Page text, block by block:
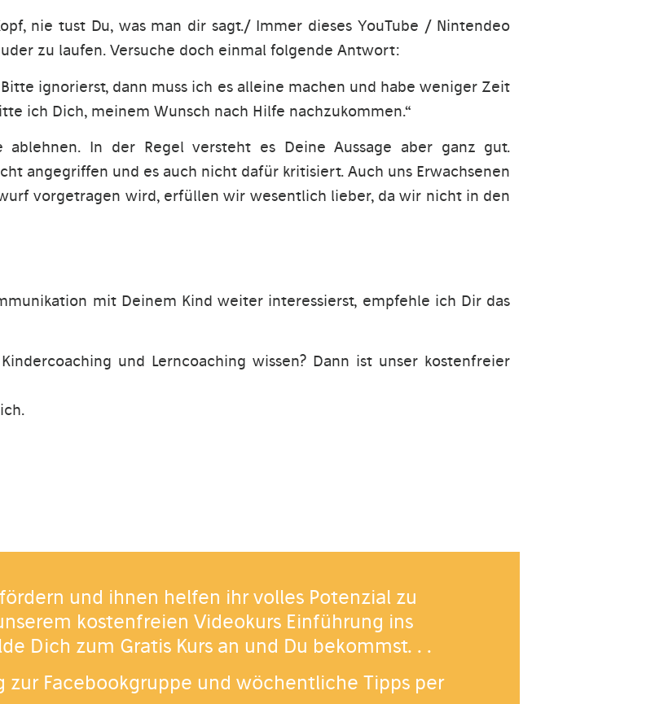
nie tust Du, was man dir sagt./ Immer dieses YouTube / Nintendeo
zu laufen. Versuche doch einmal folgende Antwort:
ignorierst, dann muss ich es alleine machen und habe weniger Zeit
ich Dich, meinem Wunsch nach Hilfe nachzukommen.“
In der Regel versteht es Deine Aussage aber ganz gut.
angegriffen und es auch nicht dafür kritisiert. Auch uns Erwachsenen
vorgetragen wird, erfüllen wir wesentlich lieber, da wir nicht in den
mit Deinem Kind weiter interessierst, empfehle ich Dir das
und Lerncoaching wissen? Dann ist unser kostenfreier
und ihnen helfen ihr volles Potenzial zu
kostenfreien Videokurs Einführung ins
Dich zum Gratis Kurs an und Du bekommst. . .
zur Facebookgruppe und wöchentliche Tipps per